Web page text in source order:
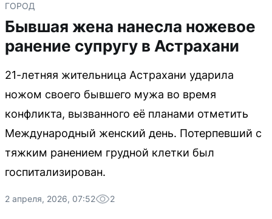
ГОРОД
Бывшая жена нанесла ножевое
ранение супругу в Астрахани
21-летняя жительница Астрахани ударила
ножом своего бывшего мужа во время
конфликта, вызванного её планами отметить
Международный женский день. Потерпевший с
тяжким ранением грудной клетки был
госпитализирован.
2 апреля, 2026, 07:52 2